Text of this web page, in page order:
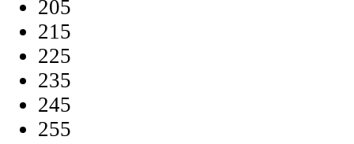
205
215
225
235
245
255